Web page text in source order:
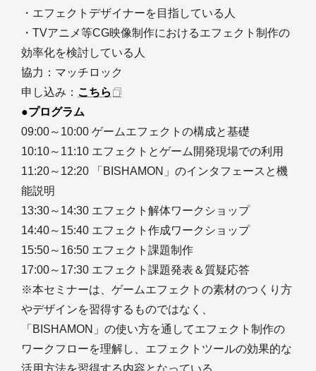
・エフェクトデザイナーを目指している人
・TVアニメ等CG映像制作におけるエフェクト制作の
効率化を検討している人
協力：マッチロック
申し込み： こちら
●プログラム
09:00～10:00 ゲームエフェクトの構成と基礎
10:10～11:10 エフェクトとゲーム開発現場での利用
11:20～12:20 「BISHAMON」のインタフェースと機
能説明
13:30～14:30 エフェクト解体ワークショップ
14:40～15:40 エフェクト作成ワークショップ
15:50～16:50 エフェクト課題制作
17:00～17:30 エフェクト課題発表＆質疑応答
※本セミナーは、ゲームエフェクトの素材のつくり方
やデザインを習得するものではなく、
「BISHAMON」の使い方を通してエフェクト制作の
ワークフローを理解し、エフェクトツールの効果的な
活用方法を習得する内容となっている